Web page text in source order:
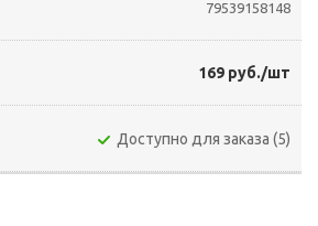
79539158148
169 руб./шт
Доступно для заказа (5)